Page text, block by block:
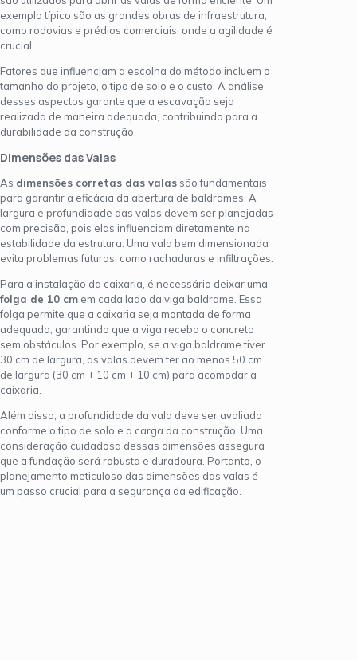
exemplo típico são as grandes obras de infraestrutura,
como rodovias e prédios comerciais, onde a agilidade é
crucial.
Fatores que influenciam a escolha do método incluem o
tamanho do projeto, o tipo de solo e o custo. A análise
desses aspectos garante que a escavação seja
realizada de maneira adequada, contribuindo para a
durabilidade da construção.
Dimensões das Valas
As dimensões corretas das valas são fundamentais
para garantir a eficácia da abertura de baldrames. A
largura e profundidade das valas devem ser planejadas
com precisão, pois elas influenciam diretamente na
estabilidade da estrutura. Uma vala bem dimensionada
evita problemas futuros, como rachaduras e infiltrações.
Para a instalação da caixaria, é necessário deixar uma
folga de 10 cm em cada lado da viga baldrame. Essa
folga permite que a caixaria seja montada de forma
adequada, garantindo que a viga receba o concreto
sem obstáculos. Por exemplo, se a viga baldrame tiver
30 cm de largura, as valas devem ter ao menos 50 cm
de largura (30 cm + 10 cm + 10 cm) para acomodar a
caixaria.
Além disso, a profundidade da vala deve ser avaliada
conforme o tipo de solo e a carga da construção. Uma
consideração cuidadosa dessas dimensões assegura
que a fundação será robusta e duradoura. Portanto, o
planejamento meticuloso das dimensões das valas é
um passo crucial para a segurança da edificação.